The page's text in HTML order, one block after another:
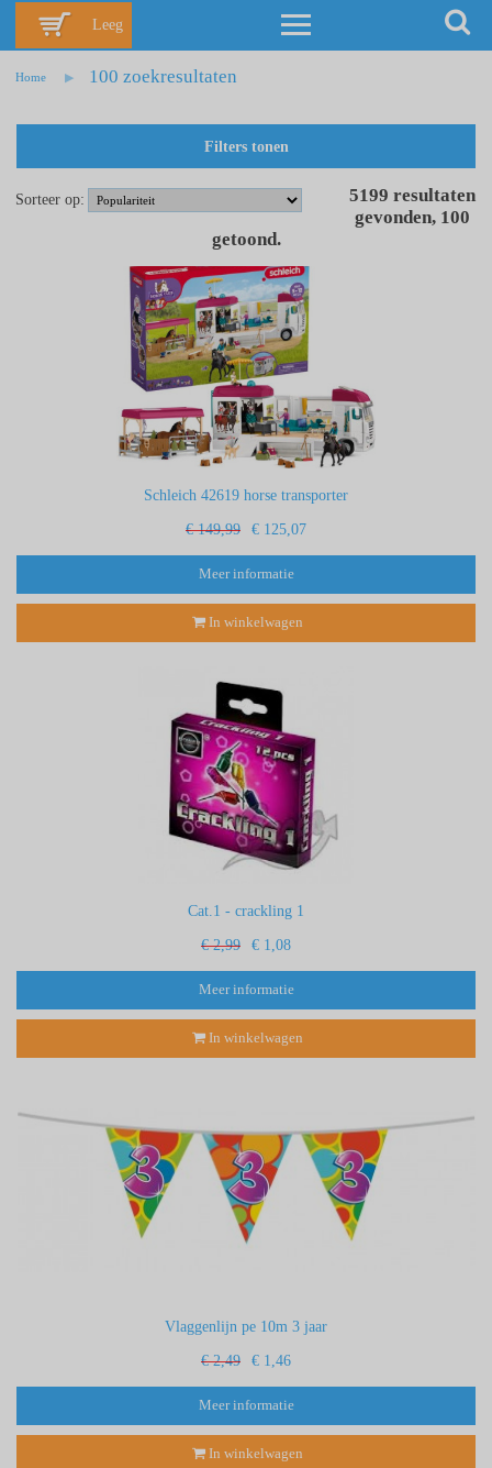
Leeg
Home 100 zoekresultaten
Filters tonen
Sorteer op: 5199 resultaten
gevonden, 100
getoond.
Schleich 42619 horse transporter
€ 149,99 € 125,07
Meer informatie
In winkelwagen
Cat.1 - crackling 1
€ 2,99 € 1,08
Meer informatie
In winkelwagen
Vlaggenlijn pe 10m 3 jaar
€ 2,49 € 1,46
Meer informatie
In winkelwagen